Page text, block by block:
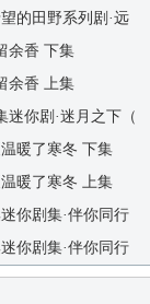
的田野系列剧·远
余香 下集
余香 上集
迷你剧·迷月之下（
温暖了寒冬 下集
温暖了寒冬 上集
你剧集·伴你同行
你剧集·伴你同行